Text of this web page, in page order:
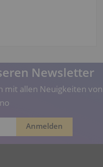
Newsletter
mit allen Neuigkeiten von